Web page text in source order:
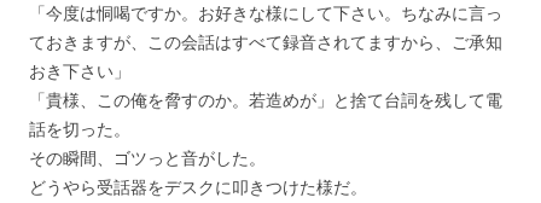
「今度は恫喝ですか。お好きな様にして下さい。ちなみに言っ
ておきますが、この会話はすべて録音されてますから、ご承知
おき下さい」
「貴様、この俺を脅すのか。若造めが」と捨て台詞を残して電
話を切った。
その瞬間、ゴツっと音がした。
どうやら受話器をデスクに叩きつけた様だ。